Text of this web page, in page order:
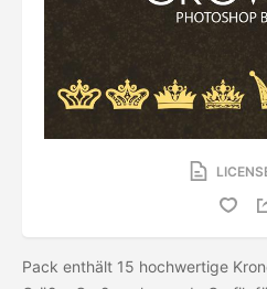
Pack enthält 15 hochwertige